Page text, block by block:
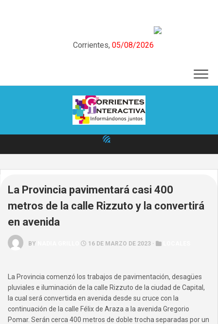
Corrientes, 05/08/2026
La Provincia pavimentará casi 400
metros de la calle Rizzuto y la convertirá
en avenida
BY 16 DE MARZO DE 2023 ·
La Provincia comenzó los trabajos de pavimentación, desagües
pluviales e iluminación de la calle Rizzuto de la ciudad de Capital,
la cual será convertida en avenida desde su cruce con la
continuación de la calle Félix de Araza a la avenida Gregorio
Pomar. Serán cerca 400 metros de doble trocha separadas por un